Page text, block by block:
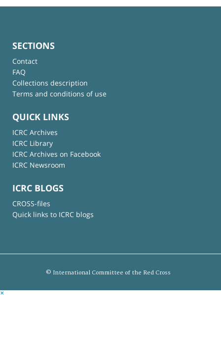
SECTIONS
Contact
FAQ
Collections description
Terms and conditions of use
QUICK LINKS
ICRC Archives
ICRC Library
ICRC Archives on Facebook
ICRC Newsroom
ICRC BLOGS
CROSS-files
Quick links to ICRC blogs
© International Committee of the Red Cross
×